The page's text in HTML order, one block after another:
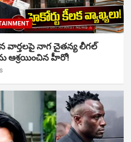
వార్తలపై నాగ చైతన్య లీగల్
ఆశ్రయించిన హీరో!